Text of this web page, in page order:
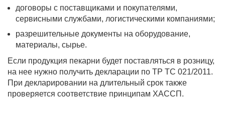
договоры с поставщиками и покупателями,
сервисными службами, логистическими компаниями;
разрешительные документы на оборудование,
материалы, сырье.
Если продукция пекарни будет поставляться в розницу,
на нее нужно получить декларации по ТР ТС 021/2011.
При декларировании на длительный срок также
проверяется соответствие принципам ХАССП.